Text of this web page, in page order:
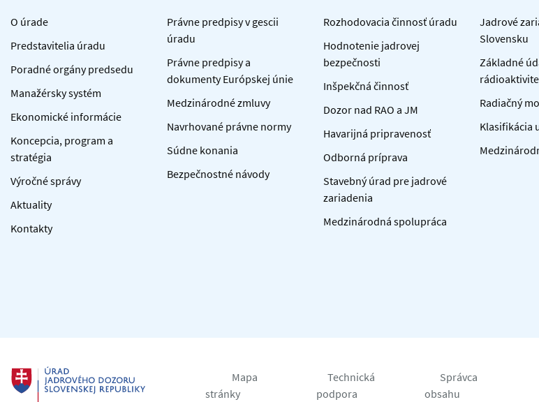
O úrade
Predstavitelia úradu
Poradné orgány predsedu
Manažérsky systém
Ekonomické informácie
Koncepcia, program a
stratégia
Výročné správy
Aktuality
Kontakty
Právne predpisy v gescii
úradu
Právne predpisy a
dokumenty Európskej únie
Medzinárodné zmluvy
Navrhované právne normy
Súdne konania
Bezpečnostné návody
Rozhodovacia činnosť úradu
Hodnotenie jadrovej
bezpečnosti
Inšpekčná činnosť
Dozor nad RAO a JM
Havarijná pripravenosť
Odborná príprava
Stavebný úrad pre jadrové
zariadenia
Medzinárodná spolupráca
Jadrové
Slovensku
Základné
rádioaktivite
Radiačný
Klasifikácia
Mapa
stránky
Technická
podpora
Správca
obsahu